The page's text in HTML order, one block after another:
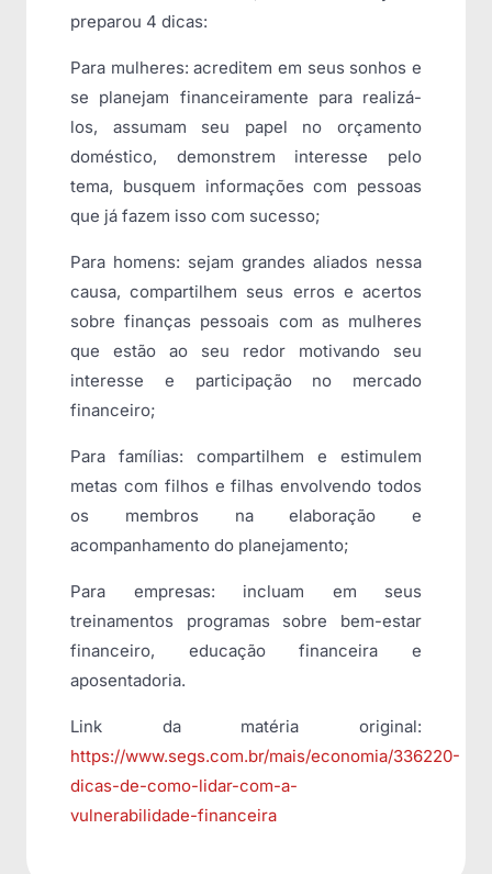
preparou 4 dicas:
Para mulheres: acreditem em seus sonhos e
se planejam financeiramente para realizá-
los, assumam seu papel no orçamento
doméstico, demonstrem interesse pelo
tema, busquem informações com pessoas
que já fazem isso com sucesso;
Para homens: sejam grandes aliados nessa
causa, compartilhem seus erros e acertos
sobre finanças pessoais com as mulheres
que estão ao seu redor motivando seu
interesse e participação no mercado
financeiro;
Para famílias: compartilhem e estimulem
metas com filhos e filhas envolvendo todos
os membros na elaboração e
acompanhamento do planejamento;
Para empresas: incluam em seus
treinamentos programas sobre bem-estar
financeiro, educação financeira e
aposentadoria.
Link da matéria original:
https://www.segs.com.br/mais/economia/336220-
dicas-de-como-lidar-com-a-
vulnerabilidade-financeira